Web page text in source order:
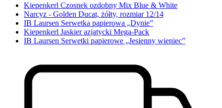
Kiepenkerl Czosnek ozdobny Mix Blue & White
Narcyz - Golden Ducat, żółty, rozmiar 12/14
IB Laursen Serwetka papierowa „Dynie”
Kiepenkerl Jaskier azjatycki Mega-Pack
IB Laursen Serwetki papierowe „Jesienny wieniec”